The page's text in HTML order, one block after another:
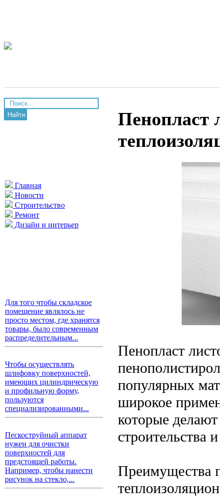
Найти
Главная
Новости
Строительство
Ремонт
Дизайн и интерьер
Для того чтобы складское
помещение являлось не
просто местом, где хранятся
товары, было современным
распределительным...
Чтобы осуществлять
шлифовку поверхностей,
имеющих цилиндрическую
и профильную форму,
пользуются
специализированными...
Пескоструйный аппарат
нужен для очистки
поверхностей для
предстоящей работы.
Например, чтобы нанести
рисунок на стекло,...
Пенопласт
Пенопласт
популярных
широкое
которые
строительства
Преимущества